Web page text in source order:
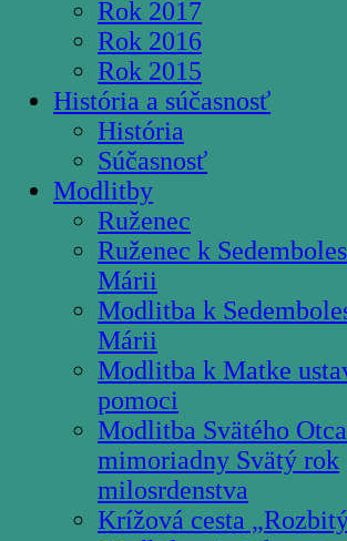
Rok 2017
Rok 2016
Rok 2015
História a súčasnosť
História
Súčasnosť
Modlitby
Ruženec
Ruženec k
Márii
Modlitba k
Márii
Modlitba k Matke
pomoci
Modlitba Svätého
mimoriadny Svätý rok
milosrdenstva
Krížová cesta